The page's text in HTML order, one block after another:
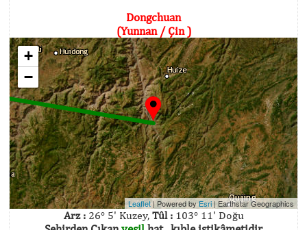
Dongchuan
(Yunnan / Çin )
+
−
Leaflet| Powered byEsri| Earthstar Geographics
Arz :26° 5' Kuzey, Tûl :103° 11' Doğu